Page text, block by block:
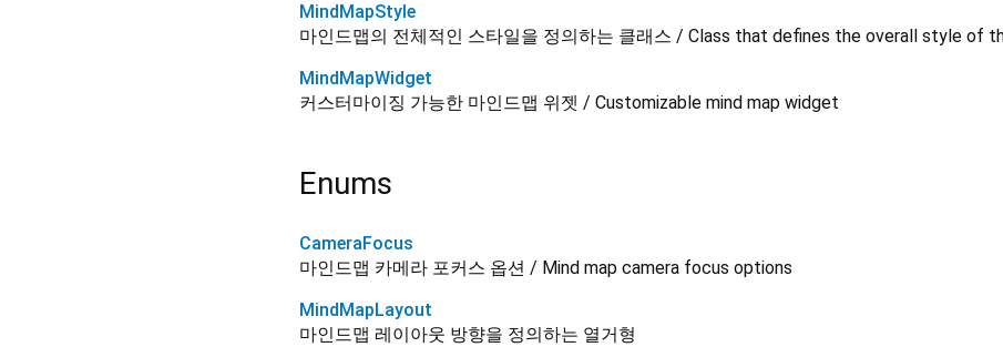
MindMapStyle
마인드맵의 전체적인 스타일을 정의하는 클래스 / Class that defines the overall style of
MindMapWidget
커스터마이징 가능한 마인드맵 위젯 / Customizable mind map widget
Enums
CameraFocus
마인드맵 카메라 포커스 옵션 / Mind map camera focus options
MindMapLayout
마인드맵 레이아웃 방향을 정의하는 열거형